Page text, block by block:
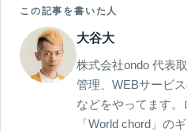
この記事を書いた人
大谷大
株式会社ondo 代表
管理、WEBサービ
などをやってます。
「World chord」の